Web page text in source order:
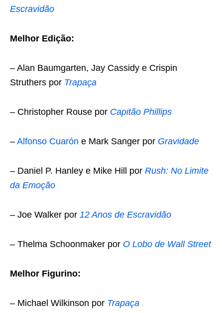
Escravidão
Melhor Edição:
– Alan Baumgarten, Jay Cassidy e Crispin
Struthers por Trapaça
– Christopher Rouse por Capitão Phillips
– Alfonso Cuarón e Mark Sanger por Gravidade
– Daniel P. Hanley e Mike Hill por Rush: No Limite
da Emoção
– Joe Walker por 12 Anos de Escravidão
– Thelma Schoonmaker por O Lobo de Wall Street
Melhor Figurino:
– Michael Wilkinson por Trapaça